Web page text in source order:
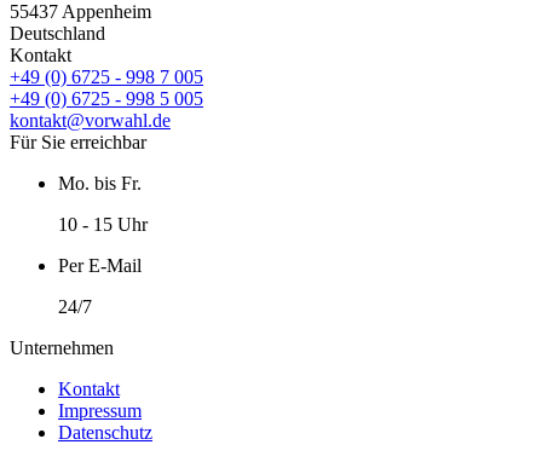
55437 Appenheim
Deutschland
Kontakt
+49 (0) 6725 - 998 7 005
+49 (0) 6725 - 998 5 005
kontakt@vorwahl.de
Für Sie erreichbar
Mo. bis Fr.
10 - 15 Uhr
Per E-Mail
24/7
Unternehmen
Kontakt
Impressum
Datenschutz